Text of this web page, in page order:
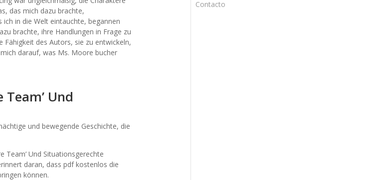
das mich dazu brachte,
in die Welt eintauchte, begannen
brachte, ihre Handlungen in Frage zu
Fähigkeit des Autors, sie zu entwickeln,
darauf, was Ms. Moore bucher
Und
und bewegende Geschichte, die
Team’ Und Situationsgerechte
daran, dass pdf kostenlos die
können.
Contacto